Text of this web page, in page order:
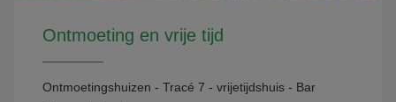
Ontmoeting en vrije tijd
Ontmoetingshuizen - Tracé 7 - vrijetijdshuis - Bar